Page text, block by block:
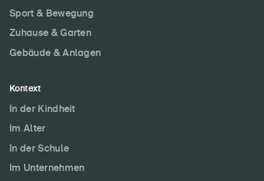
Sport & Bewegung
Zuhause & Garten
Gebäude & Anlagen
Kontext
In der Kindheit
Im Alter
In der Schule
Im Unternehmen